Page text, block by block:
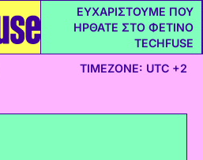
ΕΥΧΑΡΙΣΤΟΥΜΕ ΠΟΥ
ΗΡΘΑΤΕ ΣΤΟ ΦΕΤΙΝΟ
TECHFUSE
TIMEZONE: UTC +2